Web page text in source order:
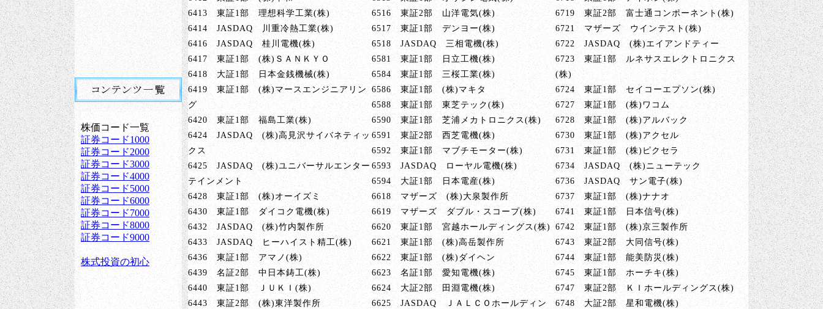
6413 東証1部 理想科学工業(株)
6414 JASDAQ 川重冷熱工業(株)
6416 JASDAQ 桂川電機(株)
6417 東証1部 (株)ＳＡＮＫＹＯ
6418 大証1部 日本金銭機械(株)
6419 東証1部 (株)マースエンジニアリン
グ
6420 東証1部 福島工業(株)
6424 JASDAQ (株)高見沢サイバネティッ
クス
6425 JASDAQ (株)ユニバーサルエンター
テインメント
6428 東証1部 (株)オーイズミ
6430 東証1部 ダイコク電機(株)
6432 JASDAQ (株)竹内製作所
6433 JASDAQ ヒーハイスト精工(株)
6436 東証1部 アマノ(株)
6439 名証2部 中日本鋳工(株)
6440 東証1部 ＪＵＫＩ(株)
6443 東証2部 (株)東洋製作所
6516 東証2部 山洋電気(株)
6517 東証1部 デンヨー(株)
6518 JASDAQ 三相電機(株)
6581 東証1部 日立工機(株)
6584 東証1部 三桜工業(株)
6586 東証1部 (株)マキタ
6588 東証1部 東芝テック(株)
6590 東証1部 芝浦メカトロニクス(株)
6591 東証2部 西芝電機(株)
6592 東証1部 マブチモーター(株)
6593 JASDAQ ローヤル電機(株)
6594 大証1部 日本電産(株)
6618 マザーズ (株)大泉製作所
6619 マザーズ ダブル・スコープ(株)
6620 東証1部 宮越ホールディングス(株)
6621 東証1部 (株)高岳製作所
6622 東証1部 (株)ダイヘン
6623 名証1部 愛知電機(株)
6624 大証2部 田淵電機(株)
6625 JASDAQ ＪＡＬＣＯホールディン
6719 東証2部 富士通コンポーネント(株)
6721 マザーズ ウインテスト(株)
6722 JASDAQ (株)エイアンドティー
6723 東証1部 ルネサスエレクトロニクス
(株)
6724 東証1部 セイコーエプソン(株)
6727 東証1部 (株)ワコム
6728 東証1部 (株)アルバック
6730 東証1部 (株)アクセル
6731 東証1部 (株)ピクセラ
6734 JASDAQ (株)ニューテック
6736 JASDAQ サン電子(株)
6737 東証1部 (株)ナナオ
6741 東証1部 日本信号(株)
6742 東証1部 (株)京三製作所
6743 東証2部 大同信号(株)
6744 東証1部 能美防災(株)
6745 東証1部 ホーチキ(株)
6747 東証2部 ＫＩホールディングス(株)
6748 大証2部 星和電機(株)